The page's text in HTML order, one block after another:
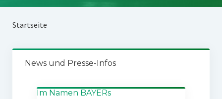
Startseite
News und Presse-Infos
Im Namen BAYERs